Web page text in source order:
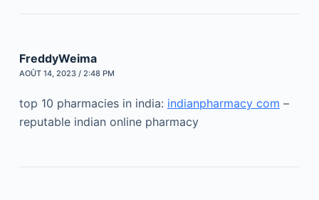
FreddyWeima
AOÛT 14, 2023 / 2:48 PM
top 10 pharmacies in india: indianpharmacy com –
reputable indian online pharmacy